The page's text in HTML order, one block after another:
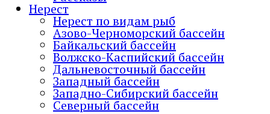
Нерест
Нерест по видам рыб
Азово-Черноморский бассейн
Байкальский бассейн
Волжско-Каспийский бассейн
Дальневосточный бассейн
Западный бассейн
Западно-Сибирский бассейн
Северный бассейн